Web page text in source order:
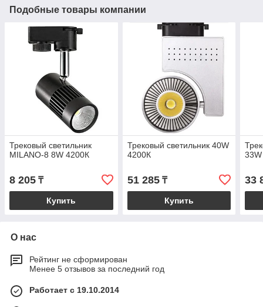
Подобные товары компании
Трековый светильник
MILANO-8 8W 4200К
8 205 ₸
Купить
Трековый светильник 40W
4200К
51 285₸
Купить
33
О нас
Рейтинг не сформирован
Менее 5 отзывов за последний год
Работает с 19.10.2014